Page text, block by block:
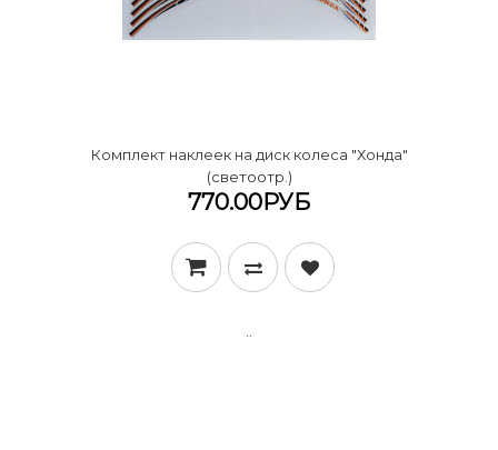
Комплект наклеек на диск колеса "Хонда"
(светоотр.)
770.00РУБ